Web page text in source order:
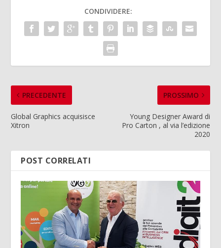
CONDIVIDERE:
PRECEDENTE
Global Graphics acquisisce
Xitron
PROSSIMO
Young Designer Award di
Pro Carton , al via l’edizione
2020
POST CORRELATI